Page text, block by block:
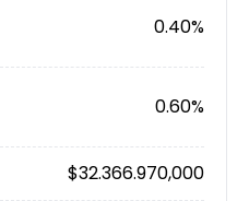
0.40%
0.60%
$32.366.970,000